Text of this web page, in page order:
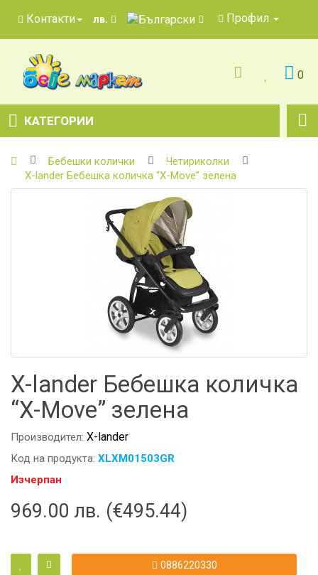
Контакти лв. Профил
0
КАТЕГОРИИ
Бебешки колички
Четириколки
X-lander Бебешка количка “X-Move” зелена
X-lander Бебешка количка
“X-Move” зелена
Производител: X-lander
Код на продукта: XLXM01503GR
Изчерпан
969.00 лв. (€495.44)
0886220330